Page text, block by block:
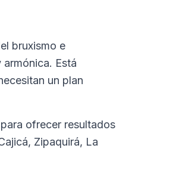
bruxismo e
Está
un plan
ofrecer resultados
Zipaquirá, La